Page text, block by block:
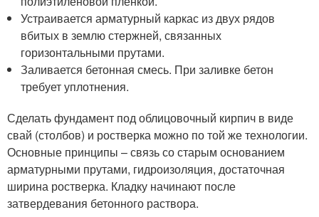
Устраивается арматурный каркас из двух рядов
вбитых в землю стержней, связанных
горизонтальными прутами.
Заливается бетонная смесь. При заливке бетон
требует уплотнения.
Сделать фундамент под облицовочный кирпич в виде
свай (столбов) и ростверка можно по той же технологии.
Основные принципы – связь со старым основанием
арматурными прутами, гидроизоляция, достаточная
ширина ростверка. Кладку начинают после
затвердевания бетонного раствора.